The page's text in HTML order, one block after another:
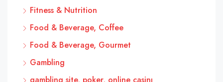
Fitness & Nutrition
Food & Beverage, Coffee
Food & Beverage, Gourmet
Gambling